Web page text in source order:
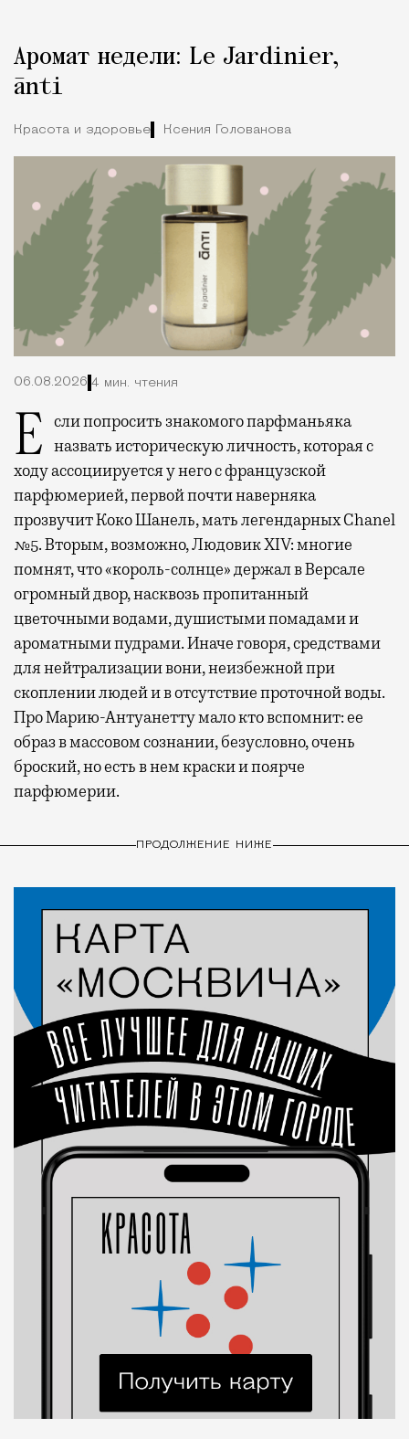
Аромат недели: Le Jardinier,
ānti
Красота и здоровье Ксения Голованова
06.08.2026 4 мин. чтения
Если попросить знакомого парфманьяка назвать историческую личность, которая с
ходу ассоциируется у него с французской
парфюмерией, первой почти наверняка
прозвучит Коко Шанель, мать легендарных Chanel
№5. Вторым, возможно, Людовик XIV: многие
помнят, что «король-солнце» держал в Версале
огромный двор, насквозь пропитанный
цветочными водами, душистыми помадами и
ароматными пудрами. Иначе говоря, средствами
для нейтрализации вони, неизбежной при
скоплении людей и в отсутствие проточной воды.
Про Марию-Антуанетту мало кто вспомнит: ее
образ в массовом сознании, безусловно, очень
броский, но есть в нем краски и поярче
парфюмерии.
ПРОДОЛЖЕНИЕ НИЖЕ